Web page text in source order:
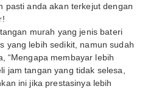
pasti anda akan terkejut dengan
murah yang jenis bateri
yang lebih sedikit, namun sudah
“Mengapa membayar lebih
jam tangan yang tidak selesa,
ini jika prestasinya lebih